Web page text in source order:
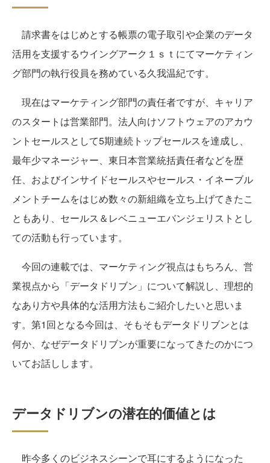
請求書をはじめとする帳票の電子取引や企業のデータ
活用を支援するウイングアーク１ｓｔにてマーケティン
グ部門の執行役員を務めている久我温紀です。
現在はマーケティング部門の責任者ですが、キャリア
のスタートは営業部門。法人向けソフトウェアのアカウ
ントセールスとして5期連続トップセールスを達成し、
最年少マネージャー、東日本営業統括責任者などを歴
任、およびインサイドセールスやセールス・イネーブル
メントチームをはじめ数々の新組織を立ち上げてきたこ
ともあり、セールス＆レベニューエバンジェリストとし
ての活動も行っています。
今回の連載では、マーケティング視点はもちろん、営
業視点から「データドリブン」について解説し、理想的
なあり方や具体的な活用方法もご紹介したいと思いま
す。第1回となる今回は、そもそもデータドリブンとは
何か、なぜデータドリブンが重要になってきたのかにつ
いてお話しします。
データドリブンの潜在的価値とは
昨今多くのビジネスシーンで耳にするようになった